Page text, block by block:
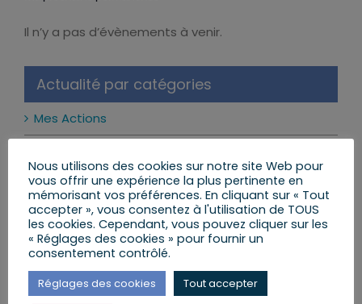
Notice
Il n’y a pas d’évènements à venir.
Actualité par catégories
Mes Actions
Mon Agenda
Mes Lettres aux Citoyens
Mes dernières publications
Nous utilisons des cookies sur notre site Web pour
vous offrir une expérience la plus pertinente en
mémorisant vos préférences. En cliquant sur « Tout
accepter », vous consentez à l'utilisation de TOUS
les cookies. Cependant, vous pouvez cliquer sur les
« Réglages des cookies » pour fournir un
consentement contrôlé.
Réglages des cookies Tout accepter